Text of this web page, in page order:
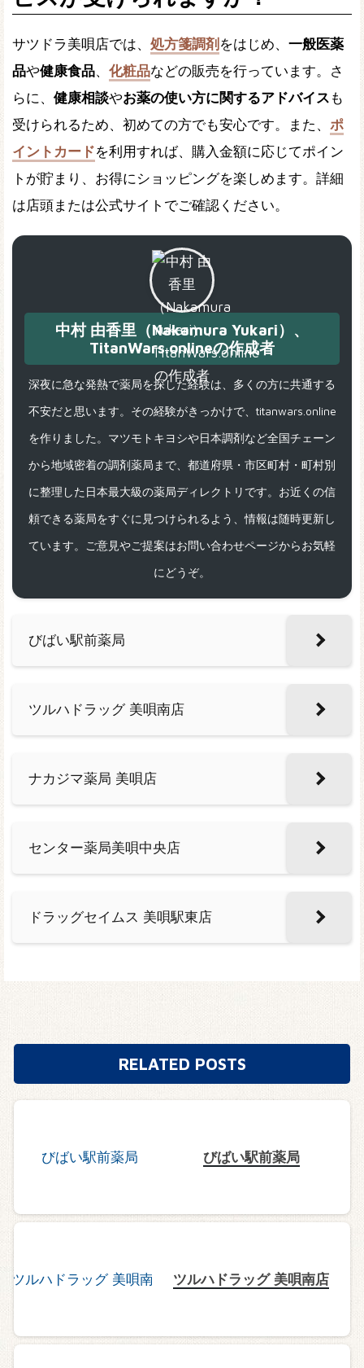
サツドラ美唄店では、 処方箋調剤 をはじめ、 一般医薬
品や健康食品、 化粧品などの販売を行っています。さ
らに、 健康相談やお薬の使い方に関するアドバイス も
受けられるため、初めての方でも安心です。また、 ポ
イントカードを利用すれば、購入金額に応じてポイン
トが貯まり、お得にショッピングを楽しめます。詳細
は店頭または公式サイトでご確認ください。
中村 由香里（Nakamura Yukari）、
TitanWars.onlineの作成者
深夜に急な発熱で薬局を探した経験は、多くの方に共通する
不安だと思います。その経験がきっかけで、titanwars.online
を作りました。マツモトキヨシや日本調剤など全国チェーン
から地域密着の調剤薬局まで、都道府県・市区町村・町村別
に整理した日本最大級の薬局ディレクトリです。お近くの信
頼できる薬局をすぐに見つけられるよう、情報は随時更新し
ています。ご意見やご提案はお問い合わせページからお気軽
にどうぞ。
びばい駅前薬局
ツルハドラッグ 美唄南店
ナカジマ薬局 美唄店
センター薬局美唄中央店
ドラッグセイムス 美唄駅東店
RELATED POSTS
びばい駅前薬局
ツルハドラッグ 美唄南店